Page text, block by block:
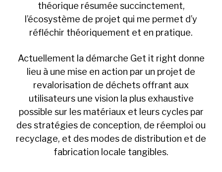
théorique résumée succinctement,
l’écosystème de projet qui me permet d’y
réfléchir théoriquement et en pratique.
Actuellement la démarche Get it right donne
lieu à une mise en action par un projet de
revalorisation de déchets offrant aux
utilisateurs une vision la plus exhaustive
possible sur les matériaux et leurs cycles par
des stratégies de conception, de réemploi ou
recyclage, et des modes de distribution et de
fabrication locale tangibles.